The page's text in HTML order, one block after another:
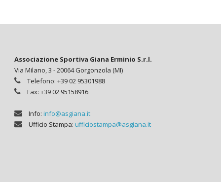
Associazione Sportiva Giana Erminio S.r.l.
Via Milano, 3 - 20064 Gorgonzola (MI)
Telefono: +39 02 95301988
Fax: +39 02 95158916
Info: info@asgiana.it
Ufficio Stampa: ufficiostampa@asgiana.it